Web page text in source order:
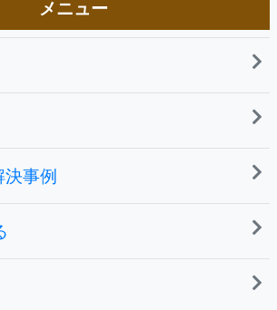
メニュー
決事例